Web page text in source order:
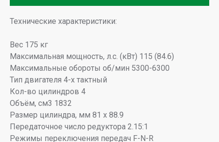
Технические характеристики:
Вес 175 кг
Максимальная мощность, л.с. (кВт) 115 (84.6)
Максимальные обороты об/мин 5300-6300
Тип двигателя 4-х тактный
Кол-во цилиндров 4
Объём, см3 1832
Размер цилиндра, мм 81 x 88.9
Передаточное число редуктора 2.15:1
Режимы переключения передач F-N-R